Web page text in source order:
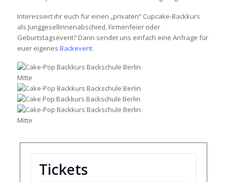
Interessiert ihr euch für einen „privaten“ Cupcake-Backkurs
als Junggesellinnenabschied, Firmenfeier oder
Geburtstagsevent? Dann sendet uns einfach eine Anfrage für
euer eigenes Backevent.
Tickets